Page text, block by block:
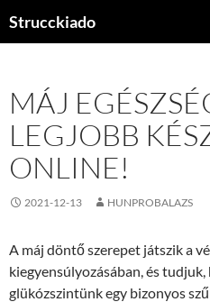
Strucckiado
MÁJ
LEGJOBB
ONLINE!
2021-12-13 HUNPROBALAZS
A máj döntő szerepet játszik a
kiegyensúlyozásában, és
glükózszintünk egy bizonyos